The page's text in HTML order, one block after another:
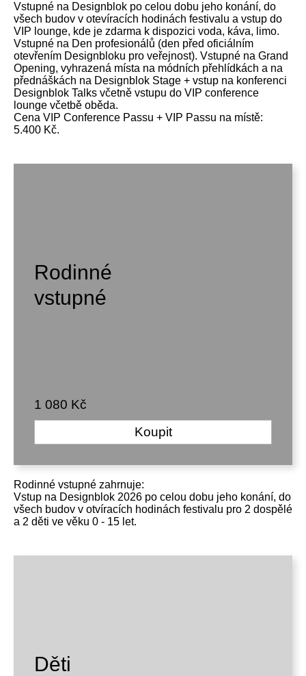
Vstupné na Designblok po celou dobu jeho konání, do
všech budov v otevíracích hodinách festivalu a vstup do
VIP lounge, kde je zdarma k dispozici voda, káva, limo.
Vstupné na Den profesionálů (den před oficiálním
otevřením Designbloku pro veřejnost). Vstupné na Grand
Opening, vyhrazená místa na módních přehlídkách a na
přednáškách na Designblok Stage + vstup na konferenci
Designblok Talks včetně vstupu do VIP conference
lounge včetbě oběda.
Cena VIP Conference Passu + VIP Passu na místě:
5.400 Kč.
Rodinné
vstupné
1 080 Kč
Koupit
Rodinné vstupné zahrnuje:
Vstup na Designblok 2026 po celou dobu jeho konání, do
všech budov v otvíracích hodinách festivalu pro 2 dospělé
a 2 děti ve věku 0 - 15 let.
Děti